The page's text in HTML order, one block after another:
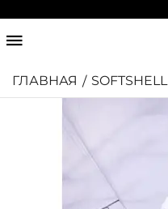
ГЛАВНАЯ / SOFTSHELL